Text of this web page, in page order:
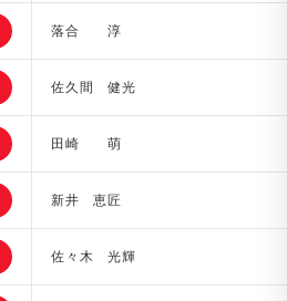
落合 淳
佐久間 健光
田崎 萌
新井 恵匠
佐々木 光輝